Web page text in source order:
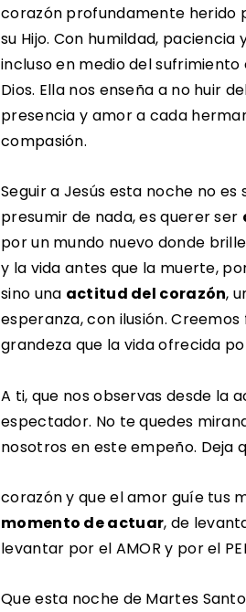
corazón profundamente herido
su Hijo. Con humildad,
incluso en medio del
Dios. Ella nos enseña a no huir
presencia y amor a cada
compasión.
Seguir a Jesús esta noche no
presumir de nada, es querer ser
por un mundo nuevo donde
y la vida antes que la muerte,
sino una actitud del corazón,
esperanza, con ilusión.
grandeza que la vida ofrecida
A ti, que nos observas desde la
espectador. No te quedes
nosotros en este empeño. Deja
corazón y que el amor guíe tus
momento de actuar, de
levantar por el AMOR y por el
Que esta noche de Martes